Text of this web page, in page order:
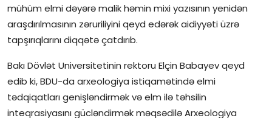
mühüm elmi dəyərə malik həmin mixi yazısının yenidən
araşdırılmasının zəruriliyini qeyd edərək aidiyyəti üzrə
tapşırıqlarını diqqətə çatdırıb.
Bakı Dövlət Universitetinin rektoru Elçin Babayev qeyd
edib ki, BDU-da arxeologiya istiqamətində elmi
tədqiqatları genişləndirmək və elm ilə təhsilin
inteqrasiyasını gücləndirmək məqsədilə Arxeologiya